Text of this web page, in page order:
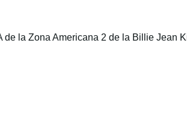
la Zona Americana 2 de la Billie Jean